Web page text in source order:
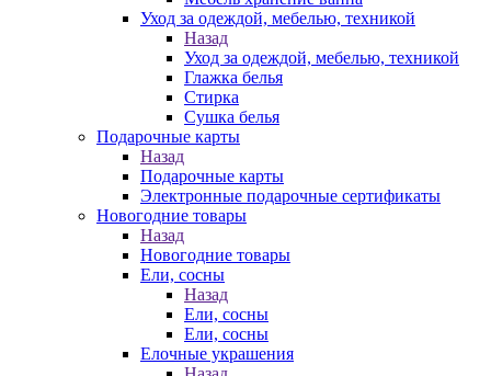
Уход за одеждой, мебелью, техникой
Назад
Уход за одеждой, мебелью, техникой
Глажка белья
Стирка
Сушка белья
Подарочные карты
Назад
Подарочные карты
Электронные подарочные сертификаты
Новогодние товары
Назад
Новогодние товары
Ели, сосны
Назад
Ели, сосны
Ели, сосны
Елочные украшения